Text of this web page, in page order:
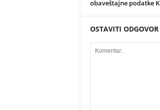
obaveštajne podatke
OSTAVITI ODGOVOR